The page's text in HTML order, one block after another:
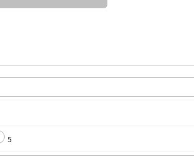
5